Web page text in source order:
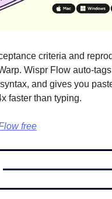
criteria and
Wispr Flow auto-
and gives you
faster than typing.
free